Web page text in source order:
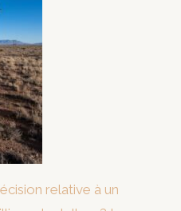
relative à un